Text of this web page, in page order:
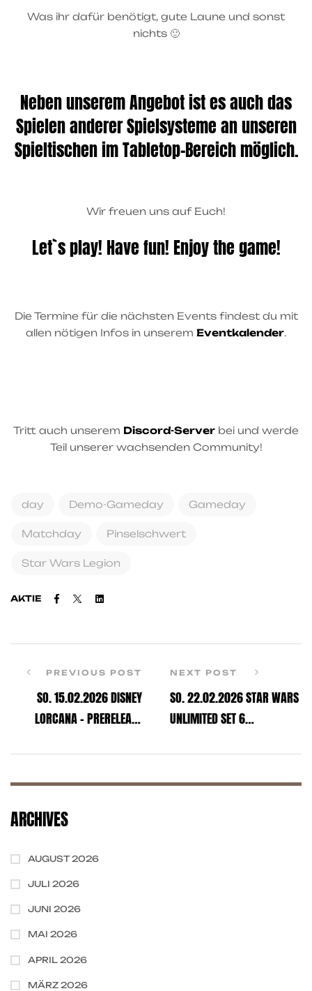
Was ihr dafür benötigt, gute Laune und sonst
nichts 🙂
Neben unserem Angebot ist es auch das
Spielen anderer Spielsysteme an unseren
Spieltischen im Tabletop-Bereich möglich.
Wir freuen uns auf Euch!
Let`s play! Have fun! Enjoy the game!
Die Termine für die nächsten Events findest du mit
allen nötigen Infos in unserem Eventkalender.
Tritt auch unserem Discord-Server bei und werde
Teil unserer wachsenden Community!
day Demo-Gameday Gameday
Matchday Pinselschwert
Star Wars Legion
AKTIE Facebook
TwitterLinkedin
PREVIOUS POST
SO. 15.02.2026 DISNEY
LORCANA – PRERELEASE
NEXT POST
SO. 22.02.2026 STAR WARS
UNLIMITED SET 6
ARCHIVES
AUGUST 2026
JULI 2026
JUNI 2026
MAI 2026
APRIL 2026
MÄRZ 2026